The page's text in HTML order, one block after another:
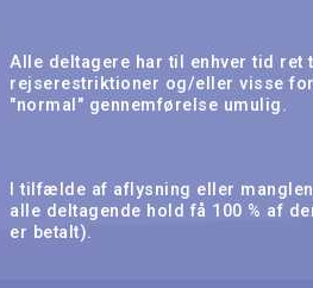
Alle deltagere har til enhver tid ret
rejserestriktioner og/eller visse
"normal" gennemførelse umulig.
I tilfælde af aflysning eller
alle deltagende hold få 100 % af
er betalt).